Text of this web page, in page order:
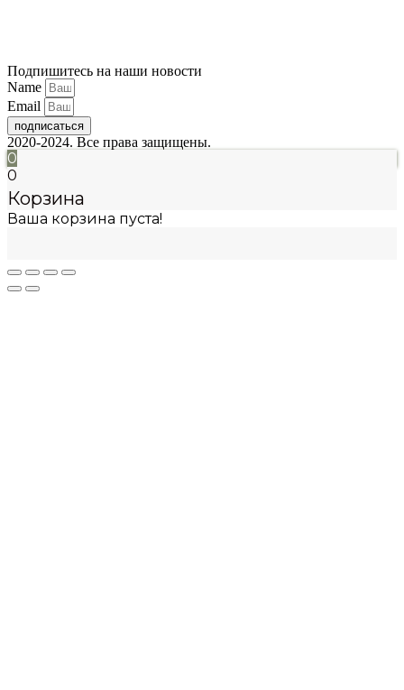
Подпишитесь на наши новости
Name
Email
подписаться
2020-2024. Все права защищены.
0
0
Корзина
Ваша корзина пуста!